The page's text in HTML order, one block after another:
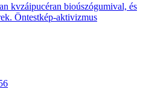
kvzáipucéran bioúszógumival, és
Öntestkép-aktivizmus